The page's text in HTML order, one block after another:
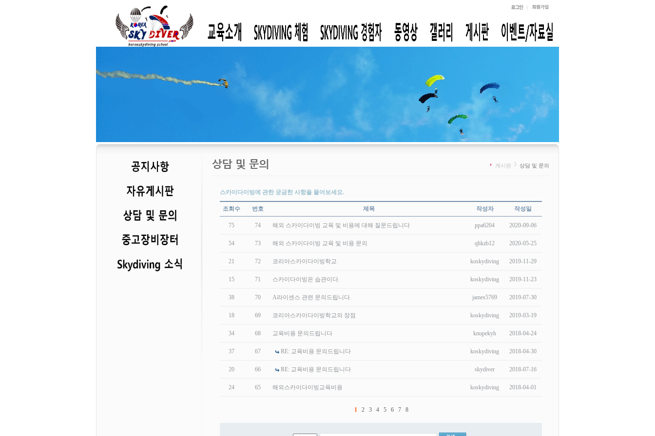
게시판 상담 및 문의
스카이다이빙에 관한 궁금한 사항을 물어보세요.
조회수 번호 제목 작성자 작성일
75 74 해외 스카이다이빙 교육 및 비용에 대해 질문드립니다 ppa6204 2020-09-06
54 73 해외 스카이다이빙 교육 및 비용 문의 qhkzb12 2020-05-25
21 72 코리아스카이다이빙학교 koskydiving 2019-11-29
15 71 스카이다이빙은 습관이다. koskydiving 2019-11-23
38 70 A라이센스 관련 문의드립니다. james5769 2019-07-30
18 69 코리아스카이다이빙학교의 장점 koskydiving 2019-03-19
34 68 교육비용 문의드립니다 knupekyh 2018-04-24
37 67 RE: 교육비용 문의드립니다 koskydiving 2018-04-30
20 66 RE: 교육비용 문의드립니다 skydiver 2018-07-16
24 65 해외스카이다이빙교육비용 koskydiving 2018-04-01
1 2 3 4 5 6 7 8